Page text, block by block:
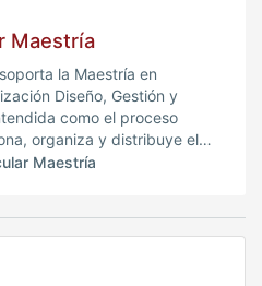
Maestría
la Maestría en
Diseño, Gestión y
como el proceso
organiza y distribuye el
válido para alcanzar el
Maestría